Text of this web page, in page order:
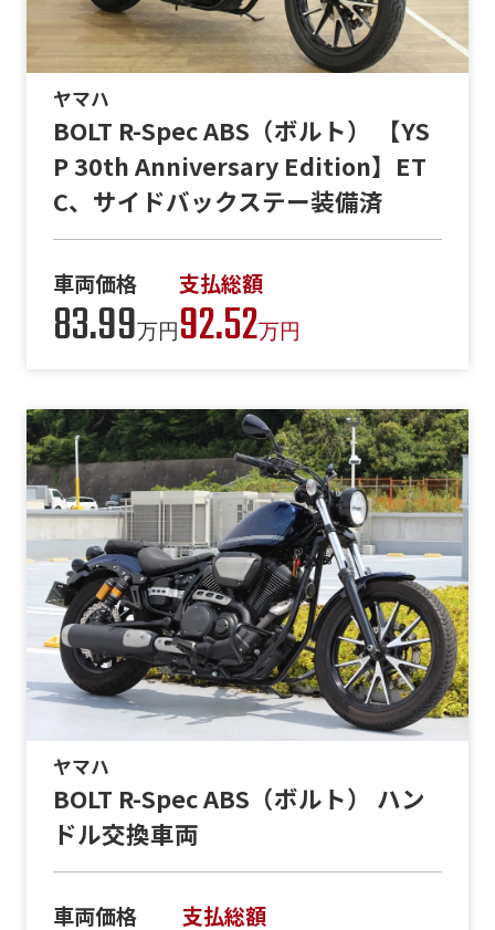
ヤマハ
BOLT R-Spec ABS（ボルト） 【YS
P 30th Anniversary Edition】ET
C、サイドバックステー装備済
車両価格
83.99万円
支払総額
92.52万円
ヤマハ
BOLT R-Spec ABS（ボルト） ハン
ドル交換車両
車両価格 支払総額